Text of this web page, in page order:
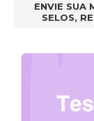
ENVIE SUA
SELOS,